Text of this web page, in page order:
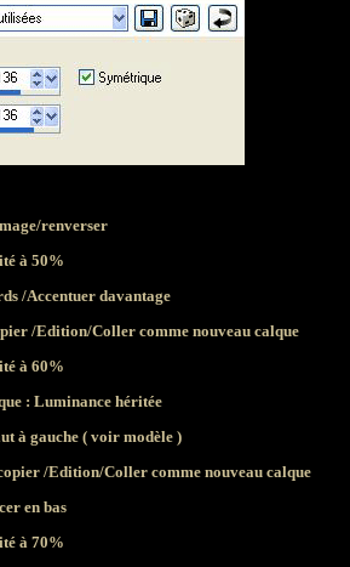
renverser
à 50%
/Accentuer davantage
/Edition/Coller comme nouveau calque
à 60%
: Luminance héritée
à gauche ( voir modèle )
/Edition/Coller comme nouveau calque
en bas
à 70%